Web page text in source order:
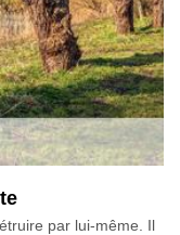
par lui-même. Il